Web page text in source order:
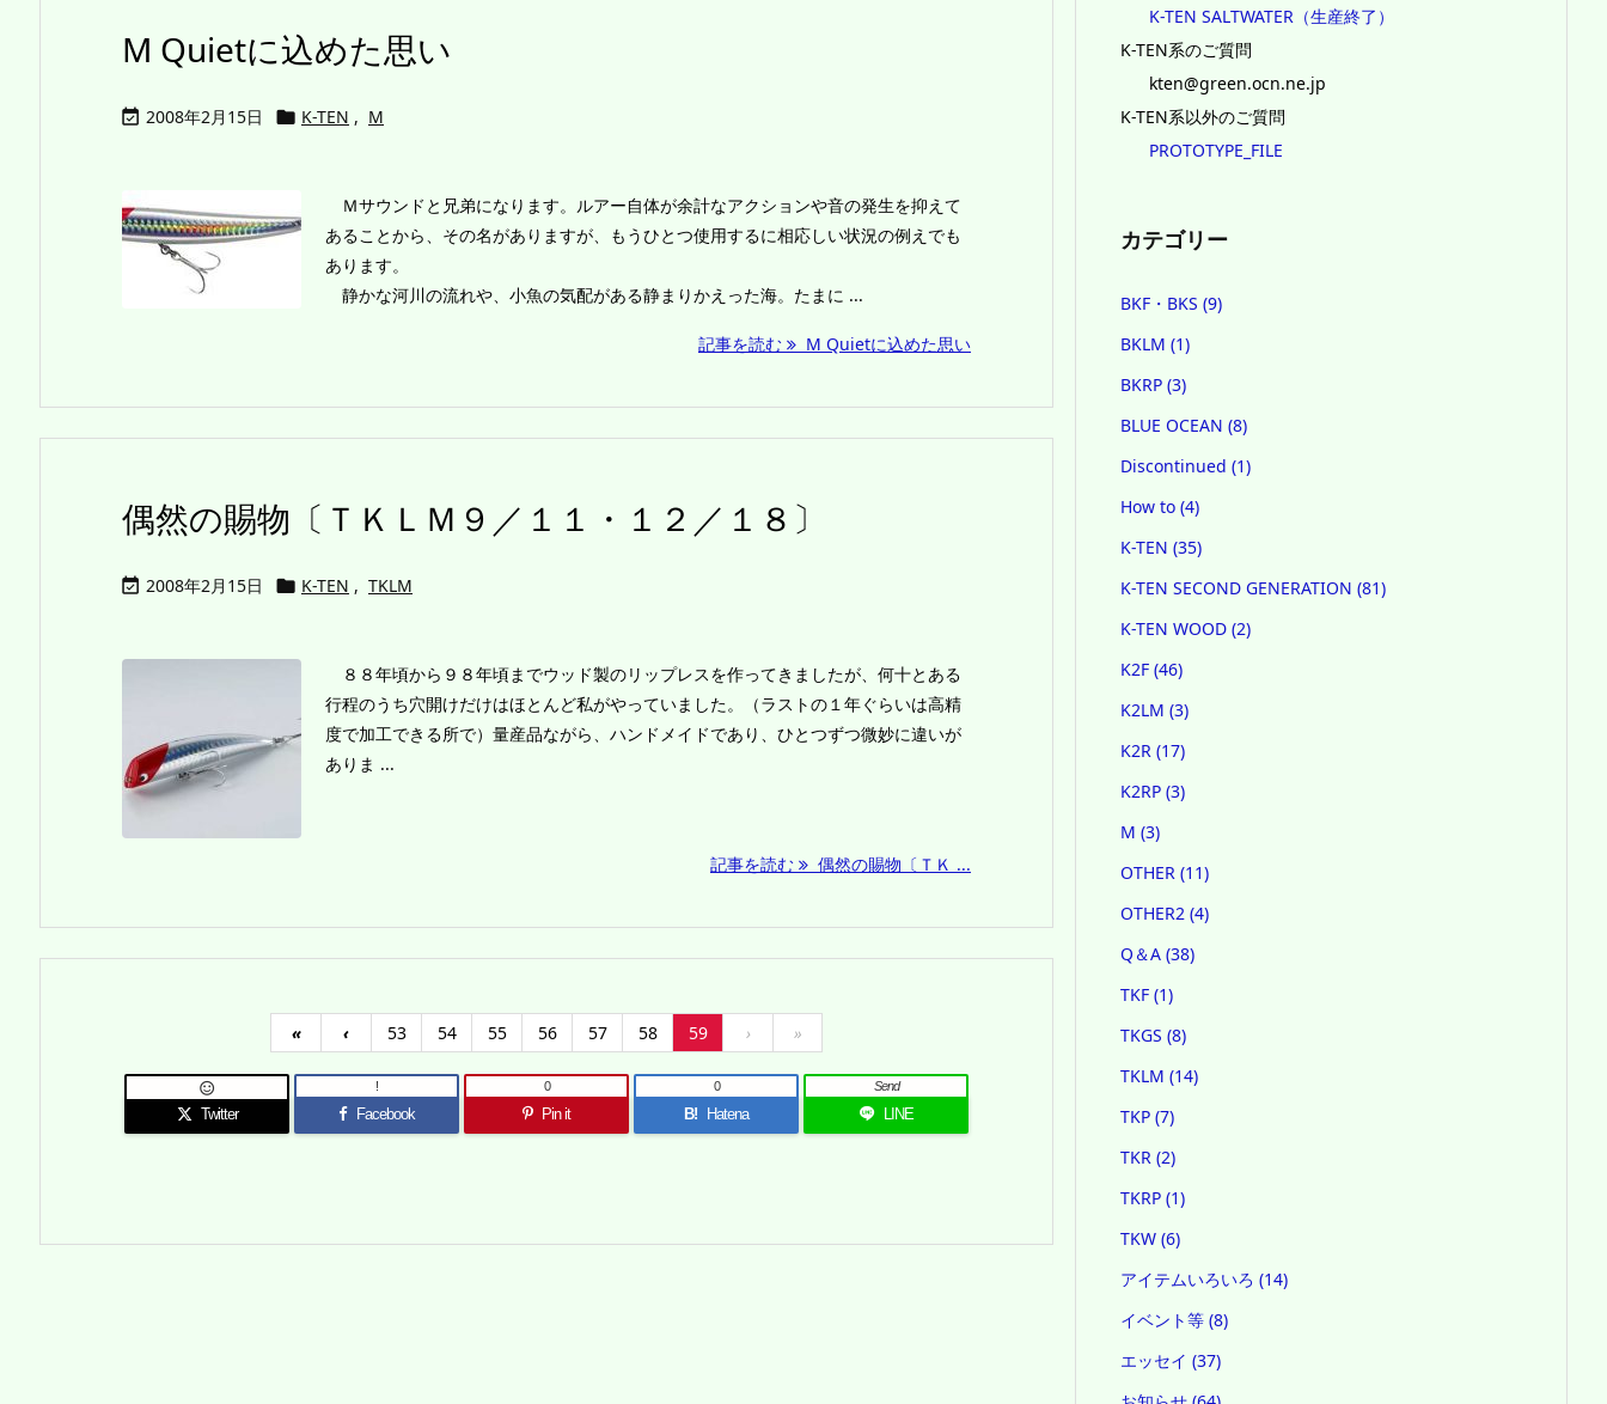
M Quietに込めた思い
 2008年2月15日  K-TEN , M
Ｍサウンドと兄弟になります。ルアー自体が余計なアクションや音の発生を抑えて
あることから、その名がありますが、もうひとつ使用するに相応しい状況の例えでも
あります。
静かな河川の流れや、小魚の気配がある静まりかえった海。たまに ...
記事を読む M Quietに込めた思い
偶然の賜物〔ＴＫＬＭ９／１１・１２／１８〕
 2008年2月15日  K-TEN , TKLM
８８年頃から９８年頃までウッド製のリップレスを作ってきましたが、何十とある
行程のうち穴開けだけはほとんど私がやっていました。（ラストの１年ぐらいは高精
度で加工できる所で）量産品ながら、ハンドメイドであり、ひとつずつ微妙に違いが
ありま ...
記事を読む 偶然の賜物〔ＴＫ ...
« ‹ 53 54 55 56 57 58 59 › »
Twitter

Facebook
!
Pin it
0
B! Hatena
0
LINE
Send
K-TEN SALTWATER（生産終了）
K-TEN系のご質問
kten@green.ocn.ne.jp
K-TEN系以外のご質問
PROTOTYPE_FILE
カテゴリー
BKF・BKS (9)
BKLM (1)
BKRP (3)
BLUE OCEAN (8)
Discontinued (1)
How to (4)
K-TEN (35)
K-TEN SECOND GENERATION (81)
K-TEN WOOD (2)
K2F (46)
K2LM (3)
K2R (17)
K2RP (3)
M (3)
OTHER (11)
OTHER2 (4)
Q＆A (38)
TKF (1)
TKGS (8)
TKLM (14)
TKP (7)
TKR (2)
TKRP (1)
TKW (6)
アイテムいろいろ (14)
イベント等 (8)
エッセイ (37)